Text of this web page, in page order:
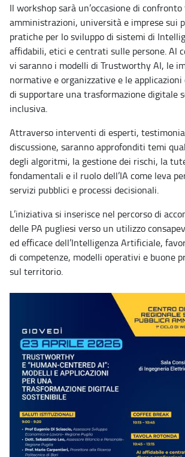
Il workshop sarà un’occasione di
amministrazioni, università e imprese sui
pratiche per lo sviluppo di sistemi di
affidabili, etici e centrati sulle persone. Al
vi saranno i modelli di Trustworthy AI, le
normative e organizzative e le
di supportare una trasformazione digitale
inclusiva.
Attraverso interventi di esperti,
discussione, saranno approfonditi temi
degli algoritmi, la gestione dei rischi, la
fondamentali e il ruolo dell’IA come leva
servizi pubblici e processi decisionali.
L’iniziativa si inserisce nel percorso di
delle PA pugliesi verso un utilizzo
ed efficace dell’Intelligenza Artificiale,
di competenze, modelli operativi e buone
sul territorio.